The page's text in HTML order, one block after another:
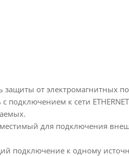
от электромагнитных
к сети
для подключения
подключение к одному